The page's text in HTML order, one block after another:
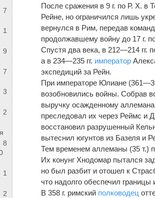
7
1
9
7
3
2
8
1
2
После сражения в 9 г. по Р. Х. в
Рейне, но ограничился лишь
вернулся в Рим, передав
продолжавшему войну до 17 г.
Спустя два века, в 212—214 гг.
а в 234—235 гг. император
экспедиций за Рейн.
При императоре Юлиане
возобновились войны. Собрав
выручку осажденному
преследовал их через Реймс и
восстановил разрушенный
вытеснил югунтов из Базеля и
Тем временем аллеманы (35 т.)
Их конунг Хнодомар пытался
но был разбит и отошел к
что надолго обеспечил границы
В 358 г. римский полководец отт